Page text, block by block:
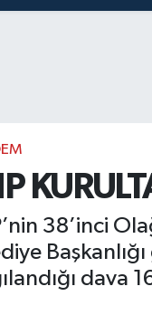
38’inci
dava